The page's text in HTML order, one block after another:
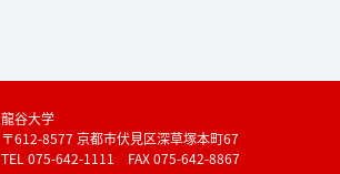
龍谷大学
〒612-8577 京都市伏見区深草塚本町67
TEL 075-642-1111 FAX 075-642-8867